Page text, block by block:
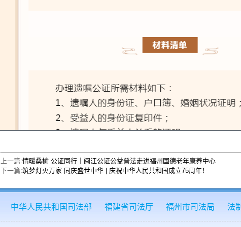
上一篇:情暖桑榆 公证同行｜闽江公证公益普法走进福州国德老年康养中心
下一篇:筑梦灯火万家 同庆盛世中华 | 庆祝中华人民共和国成立75周年！
中华人民共和国司法部 福建省司法厅 福州市司法局 法